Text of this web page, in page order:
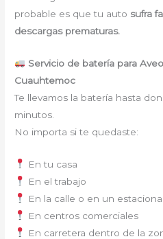
probable es que tu auto sufra
descargas prematuras.
Servicio de batería para
Cuauhtemoc
Te llevamos la batería hasta
minutos.
No importa si te quedaste:
En tu casa
En el trabajo
En la calle o en un
En centros comerciales
En carretera dentro de la